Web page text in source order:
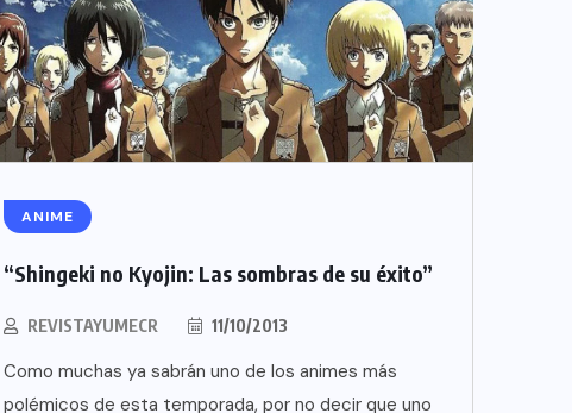
ANIME
“Shingeki no Kyojin: Las sombras de su éxito”
REVISTAYUMECR 11/10/2013
Como muchas ya sabrán uno de los animes más
polémicos de esta temporada, por no decir que uno